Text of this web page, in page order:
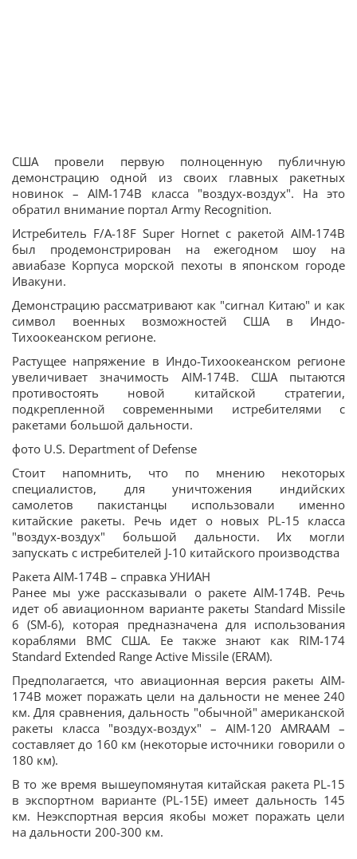
США провели первую полноценную публичную
демонстрацию одной из своих главных ракетных
новинок – AIM-174B класса "воздух-воздух". На это
обратил внимание портал Army Recognition.
Истребитель F/A-18F Super Hornet с ракетой AIM-174B
был продемонстрирован на ежегодном шоу на
авиабазе Корпуса морской пехоты в японском городе
Ивакуни.
Демонстрацию рассматривают как "сигнал Китаю" и как
символ военных возможностей США в Индо-
Тихоокеанском регионе.
Растущее напряжение в Индо-Тихоокеанском регионе
увеличивает значимость AIM-174B. США пытаются
противостоять новой китайской стратегии,
подкрепленной современными истребителями с
ракетами большой дальности.
фото U.S. Department of Defense
Стоит напомнить, что по мнению некоторых
специалистов, для уничтожения индийских
самолетов пакистанцы использовали именно
китайские ракеты. Речь идет о новых PL-15 класса
"воздух-воздух" большой дальности. Их могли
запускать с истребителей J-10 китайского производства
Ракета AIM-174B – справка УНИАН
Ранее мы уже рассказывали о ракете AIM-174B. Речь
идет об авиационном варианте ракеты Standard Missile
6 (SM-6), которая предназначена для использования
кораблями ВМС США. Ее также знают как RIM-174
Standard Extended Range Active Missile (ERAM).
Предполагается, что авиационная версия ракеты AIM-
174B может поражать цели на дальности не менее 240
км. Для сравнения, дальность "обычной" американской
ракеты класса "воздух-воздух" – AIM-120 AMRAAM –
составляет до 160 км (некоторые источники говорили о
180 км).
В то же время вышеупомянутая китайская ракета PL-15
в экспортном варианте (PL-15E) имеет дальность 145
км. Неэкспортная версия якобы может поражать цели
на дальности 200-300 км.